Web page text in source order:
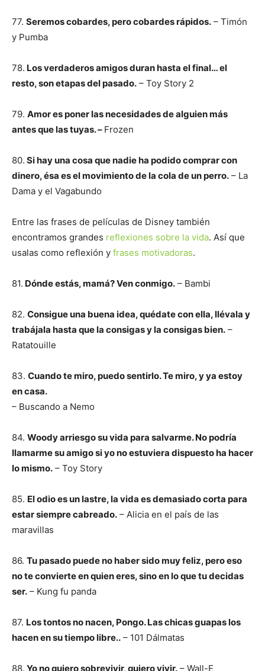
77. Seremos cobardes, pero cobardes rápidos. – Timón
y Pumba
78. Los verdaderos amigos duran hasta el final… el
resto, son etapas del pasado. – Toy Story 2
79. Amor es poner las necesidades de alguien más
antes que las tuyas. – Frozen
80. Si hay una cosa que nadie ha podido comprar con
dinero, ésa es el movimiento de la cola de un perro. – La
Dama y el Vagabundo
Entre las frases de películas de Disney también
encontramos grandes reflexiones sobre la vida. Así que
usalas como reflexión y frases motivadoras.
81. Dónde estás, mamá? Ven conmigo. – Bambi
82. Consigue una buena idea, quédate con ella, llévala y
trabájala hasta que la consigas y la consigas bien. –
Ratatouille
83. Cuando te miro, puedo sentirlo. Te miro, y ya estoy
en casa.
– Buscando a Nemo
84. Woody arriesgo su vida para salvarme. No podría
llamarme su amigo si yo no estuviera dispuesto ha hacer
lo mismo. – Toy Story
85. El odio es un lastre, la vida es demasiado corta para
estar siempre cabreado. – Alicia en el país de las
maravillas
86. Tu pasado puede no haber sido muy feliz, pero eso
no te convierte en quien eres, sino en lo que tu decidas
ser. – Kung fu panda
87. Los tontos no nacen, Pongo. Las chicas guapas los
hacen en su tiempo libre.. – 101 Dálmatas
88. Yo no quiero sobrevivir, quiero vivir. – Wall-E